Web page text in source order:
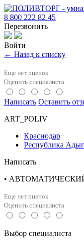
8 800 222 82 45
Перезвонить
Войти
← Назад к списку
Еще нет оценок
Оценить специалиста
Написать Оставить
ART_POLIV
Краснодар
Республика
Написать
• АВТОМАТИЧЕСКИЙ
Еще нет оценок
Оценить специалиста
Выбор специалиста